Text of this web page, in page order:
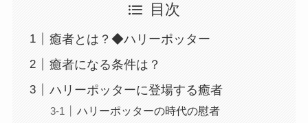
目次
癒者とは？◆ハリーポッター
癒者になる条件は？
ハリーポッターに登場する癒者
ハリーポッターの時代の慰者